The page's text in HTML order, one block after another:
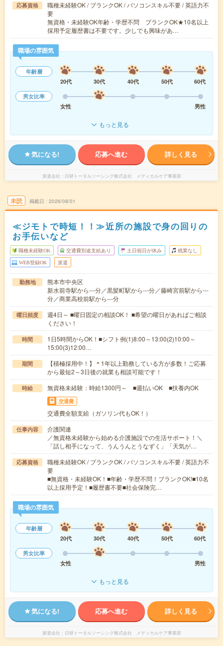
応募資格
職種未経験OK / ブランクOK / パソコンスキル不要 / 英語力不
要
無資格・未経験OK年齢・学歴不問 ブランクOK★10名以上
採用予定履歴書は不要です。少しでも興味があ…
職場の雰囲気
年齢層
20代
30代 40代 50代
60代
男女比率
女性
男性
もっと見る
気になる! 応募へ進む 詳しく見る
派遣会社 日研トータルソーシング株式会社 メディカルケア事業部
未読 掲載日 2026/08/01
≪ジモトで時短！！≫近所の施設で身の回りの
お手伝いなど
職種未経験OK 交通費別途支給あり 土日祝日が休み 残業なし
WEB登録OK 派遣
勤務地
熊本市中央区
新水前寺駅から---分／黒髪町駅から---分／藤崎宮前駅から---
分／商業高校前駅から---分
曜日頻度
週4日～ ■曜日固定の相談OK！ ■希望の曜日があればご相談
ください！
時間
1日5時間からOK！■シフト例(1)8:00～13:00(2)10:00～
15:00(3)12:00…
期間
【積極採用中！】＊1年以上勤務している方が多数！ご応募
から最短2～3日後の就業も相談可能です！
時給 無資格未経験：時給1300円～ ■週払いOK ■扶養内OK
交通費
交通費全額支給（ガソリン代もOK！）
仕事内容
介護関連
／無資格未経験から始める介護施設での生活サポート！＼
「話し相手になって、うんうんとうなずく」「天気が…
応募資格
職種未経験OK / ブランクOK / パソコンスキル不要 / 英語力不
要
■無資格・未経験OK！■年齢・学歴不問！ブランクOK!■10名
以上採用予定！■履歴書不要■社会保険完…
職場の雰囲気
年齢層
20代
30代 40代 50代
60代
男女比率
女性
男性
もっと見る
気になる! 応募へ進む 詳しく見る
派遣会社 日研トータルソーシング株式会社 メディカルケア事業部